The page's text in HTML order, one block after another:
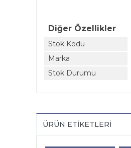
Diğer Özellikler
Stok Kodu
Marka
Stok Durumu
ÜRÜN ETIKETLERI